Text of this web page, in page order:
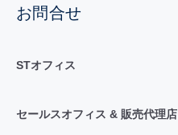
お問合せ
STオフィス
セールスオフィス & 販売代理店